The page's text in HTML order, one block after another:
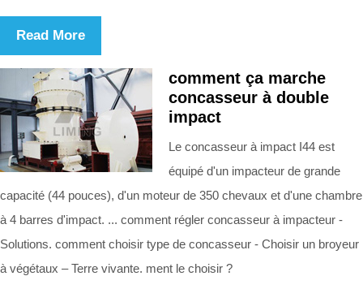
Read More
comment ça marche
concasseur à double
impact
Le concasseur à impact I44 est
équipé d'un impacteur de grande
capacité (44 pouces), d'un moteur de 350 chevaux et d'une chambre
à 4 barres d'impact. ... comment régler concasseur à impacteur -
Solutions. comment choisir type de concasseur - Choisir un broyeur
à végétaux – Terre vivante. ment le choisir ?